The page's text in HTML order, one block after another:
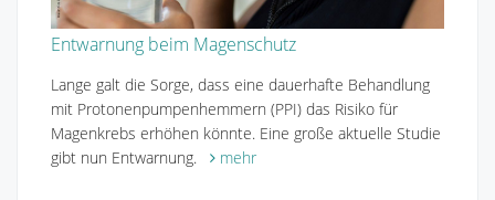
Entwarnung beim Magenschutz
Lange galt die Sorge, dass eine dauerhafte Behandlung
mit Protonenpumpenhemmern (PPI) das Risiko für
Magenkrebs erhöhen könnte. Eine große aktuelle Studie
gibt nun Entwarnung.
mehr